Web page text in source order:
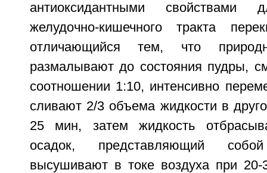
антиоксидантными
желудочно-кишечного тракта
отличающийся тем, что
размалывают до состояния пудры,
соотношении 1:10, интенсивно
сливают 2/3 объема жидкости в
25 мин, затем жидкость
осадок, представляющий
высушивают в токе воздуха при